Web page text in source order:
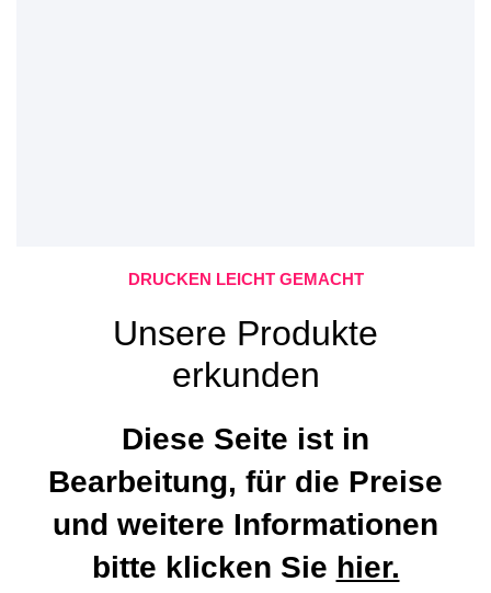
DRUCKEN LEICHT GEMACHT
Unsere Produkte
erkunden
Diese Seite ist in
Bearbeitung, für die Preise
und weitere Informationen
bitte klicken Sie hier.